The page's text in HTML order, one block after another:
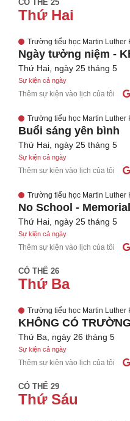
CÓ THỂ 25
Thứ Hai
Trường tiểu học Martin Luther
Ngày tưởng niệm -
Thứ Hai, ngày 25 tháng 5
Sự kiện cả ngày
Thêm sự kiện vào lịch của tôi
Trường tiểu học Martin Luther
Buổi sáng yên bình
Thứ Hai, ngày 25 tháng 5
Sự kiện cả ngày
Thêm sự kiện vào lịch của tôi
Trường tiểu học Martin Luther
No School -
Thứ Hai, ngày 25 tháng 5
Sự kiện cả ngày
Thêm sự kiện vào lịch của tôi
CÓ THỂ 26
Thứ Ba
Trường tiểu học Martin Luther
KHÔNG CÓ
Thứ Ba, ngày 26 tháng 5
Sự kiện cả ngày
Thêm sự kiện vào lịch của tôi
CÓ THỂ 29
Thứ Sáu